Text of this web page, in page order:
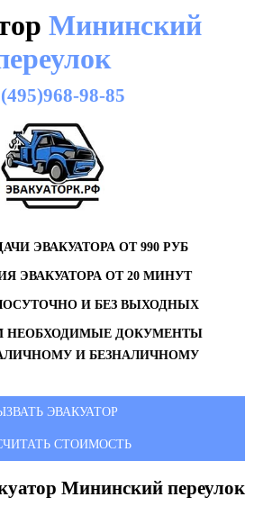
Мининский
98-85
ЭВАКУАТОРА ОТ 990 РУБ
ЭВАКУАТОРА ОТ 20 МИНУТ
И БЕЗ ВЫХОДНЫХ
НЕОБХОДИМЫЕ ДОКУМЕНТЫ
И БЕЗНАЛИЧНОМУ
ЭВАКУАТОР
СТОИМОСТЬ
Мининский переулок